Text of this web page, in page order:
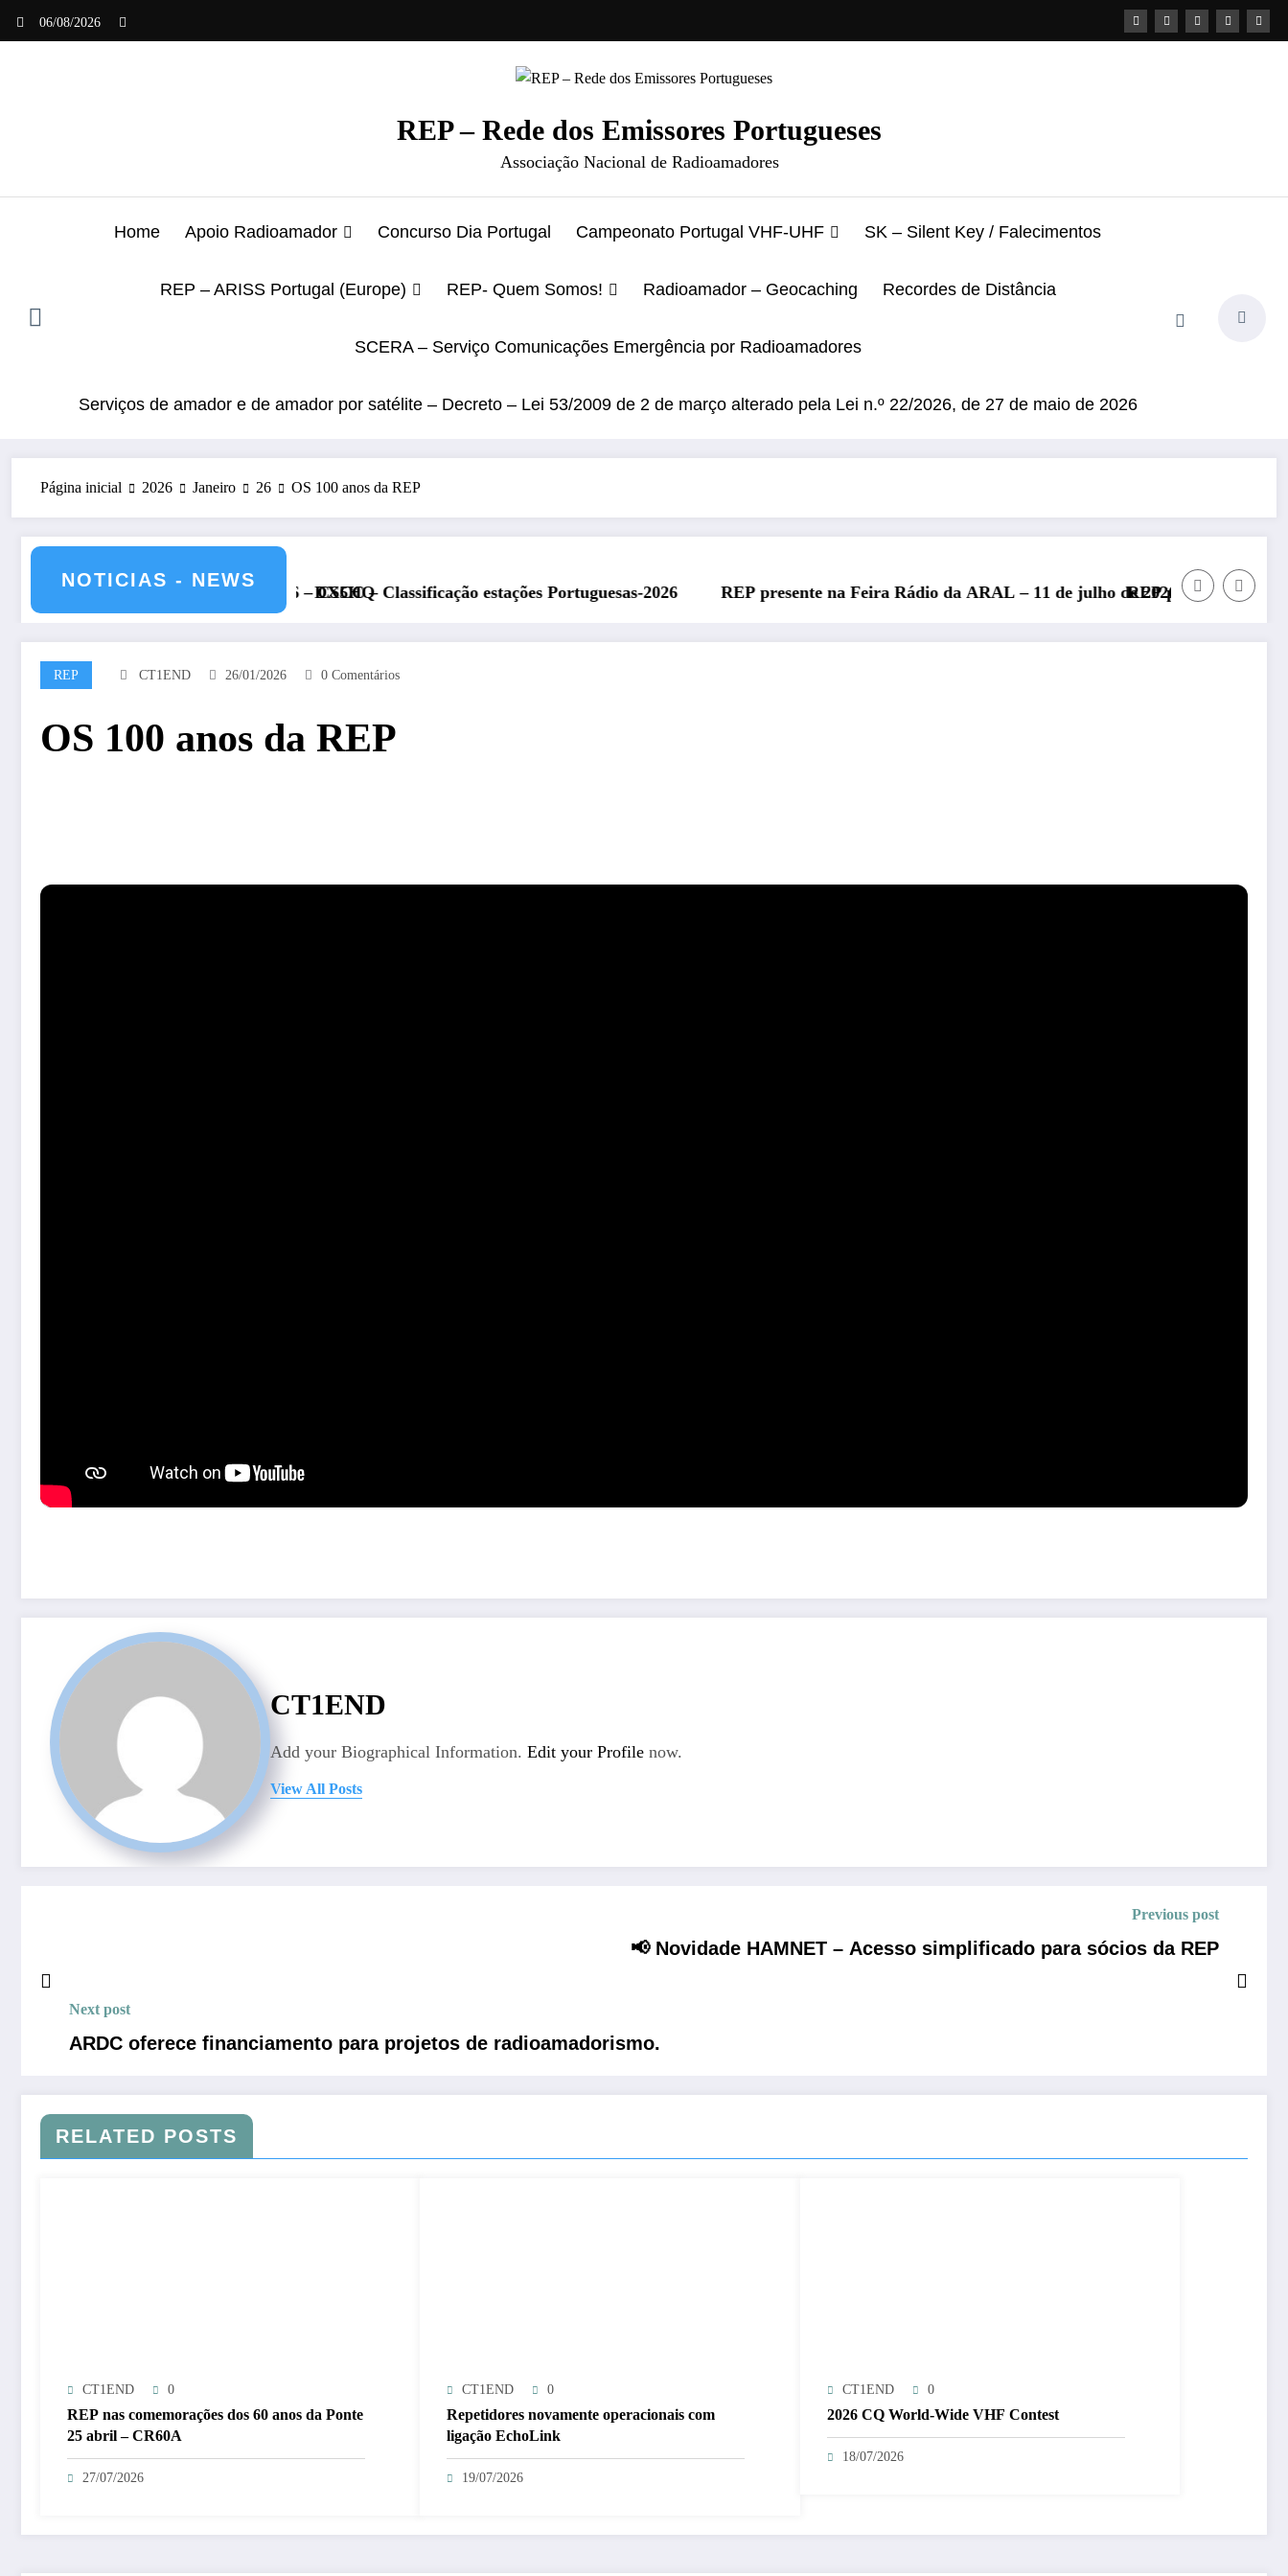
06/08/2026
REP – Rede dos Emissores Portugueses
Associação Nacional de Radioamadores
Home Apoio Radioamador Concurso Dia Portugal Campeonato Portugal VHF-UHF SK – Silent Key / Falecimentos
REP – ARISS Portugal (Europe) REP- Quem Somos! Radioamador – Geocaching Recordes de Distância
SCERA – Serviço Comunicações Emergência por Radioamadores
Serviços de amador e de amador por satélite – Decreto – Lei 53/2009 de 2 de março alterado pela Lei n.º 22/2026, de 27 de maio de 2026
Página inicial 2026 Janeiro 26 OS 100 anos da REP
NOTICIAS - NEWS
12 de julho de 2026 – CS5HQDXCC – Classificação estações Portuguesas-2026 REP presente na Feira Rádio da ARAL – 11 de julho de 2026REP presente no Encontro Nacional de
REP CT1END 26/01/2026 0 Comentários
OS 100 anos da REP
CT1END
Add your Biographical Information. Edit your Profile now.
View All Posts
Previous post
📢 Novidade HAMNET – Acesso simplificado para sócios da REP
Next post
ARDC oferece financiamento para projetos de radioamadorismo.
RELATED POSTS
CT1END 0
REP nas comemorações dos 60 anos da Ponte
25 abril – CR60A
27/07/2026
CT1END 0
Repetidores novamente operacionais com
ligação EchoLink
19/07/2026
CT1END 0
2026 CQ World-Wide VHF Contest
18/07/2026